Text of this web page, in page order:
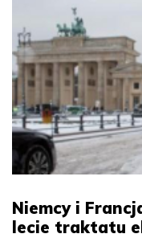
Niemcy i
lecie traktatu